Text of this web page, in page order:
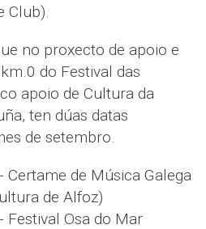
Club).
no proxecto de apoio e
do Festival das
apoio de Cultura da
ten dúas datas
de setembro.
Certame de Música Galega
de Alfoz)
Festival Osa do Mar